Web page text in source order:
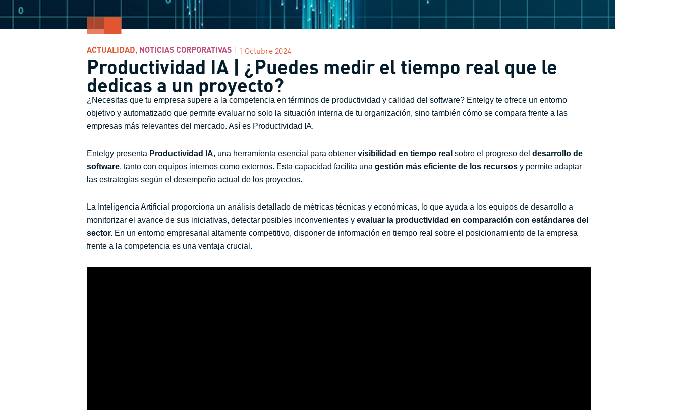
ACTUALIDAD, NOTICIAS CORPORATIVAS 1 Octubre 2024
Productividad IA | ¿Puedes medir el tiempo real que le
dedicas a un proyecto?
¿Necesitas que tu empresa supere a la competencia en términos de productividad y calidad del software? Entelgy te ofrece un entorno
objetivo y automatizado que permite evaluar no solo la situación interna de tu organización, sino también cómo se compara frente a las
empresas más relevantes del mercado. Así es Productividad IA.
Entelgy presenta Productividad IA, una herramienta esencial para obtener visibilidad en tiempo real sobre el progreso del desarrollo de
software, tanto con equipos internos como externos. Esta capacidad facilita una gestión más eficiente de los recursos y permite adaptar
las estrategias según el desempeño actual de los proyectos.
La Inteligencia Artificial proporciona un análisis detallado de métricas técnicas y económicas, lo que ayuda a los equipos de desarrollo a
monitorizar el avance de sus iniciativas, detectar posibles inconvenientes y evaluar la productividad en comparación con estándares del
sector. En un entorno empresarial altamente competitivo, disponer de información en tiempo real sobre el posicionamiento de la empresa
frente a la competencia es una ventaja crucial.